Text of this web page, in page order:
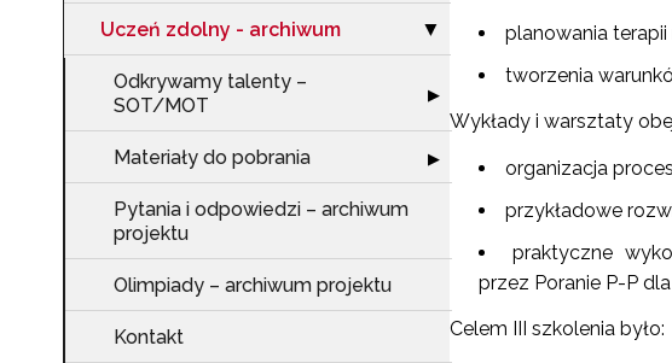
Uczeń zdolny - archiwum Zwiń sekcję "Uczeń zdolny -
▶
Odkrywamy talenty –
SOT/MOT
Rozwiń sekcję "Odkrywamy
▶
Materiały do pobrania Rozwiń sekcję "Materiały do
▶
Pytania i odpowiedzi – archiwum
projektu
Olimpiady – archiwum projektu
Kontakt
planowania terapii
tworzenia
Wykłady i warsztaty
organizacja
przykładowe
praktyczne
przez Poranie P-P
Celem III szkolenia było: